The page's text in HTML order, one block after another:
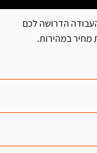
הדרושה לכם
מחיר במהירות.